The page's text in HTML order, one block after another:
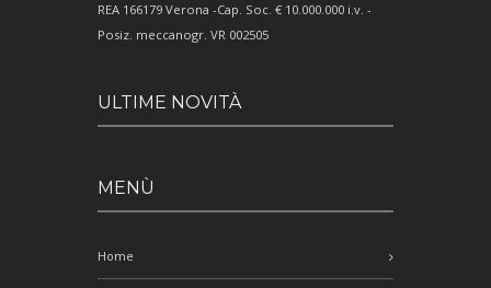
REA 166179 Verona -Cap. Soc. € 10.000.000 i.v. -
Posiz. meccanogr. VR 002505
ULTIME NOVITÀ
MENÙ
Home